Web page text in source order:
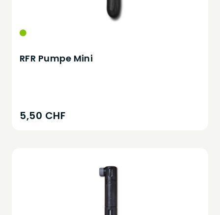
RFR Pumpe Mini
5,50 CHF